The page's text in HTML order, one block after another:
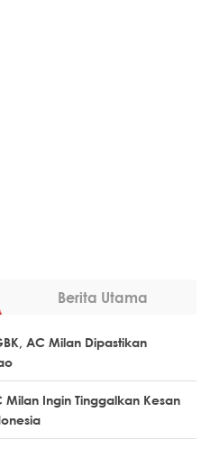
Berita Utama
AC Milan Dipastikan
Ingin Tinggalkan Kesan